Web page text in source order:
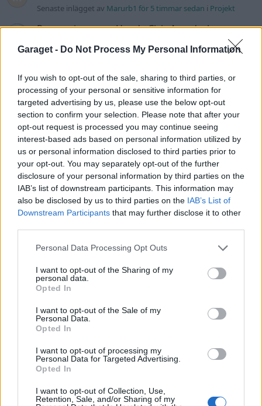
Garaget - Do Not Process My Personal Information
If you wish to opt-out of the sale, sharing to third parties, or
processing of your personal or sensitive information for
targeted advertising by us, please use the below opt-out
section to confirm your selection. Please note that after your
opt-out request is processed you may continue seeing
interest-based ads based on personal information utilized by
us or personal information disclosed to third parties prior to
your opt-out. You may separately opt-out of the further
disclosure of your personal information by third parties on the
IAB’s list of downstream participants. This information may
also be disclosed by us to third parties on the IAB’s List of
Downstream Participants that may further disclose it to other
Personal Data Processing Opt Outs
I want to opt-out of the Sharing of my
personal data.
Opted In
I want to opt-out of the Sale of my
Personal Data.
Opted In
I want to opt-out of processing my
Personal Data for Targeted Advertising.
Opted In
I want to opt-out of Collection, Use,
Retention, Sale, and/or Sharing of my
Senaste inlägget av Marurb1 för 5 timmar sedan i Projekt
Renovering av en Honda Civic Aerodeck
Senaste inlägget avXebers76 för 8 timmar sedaniProjekt
Antikrundan på 4 hjul! Ford Model T 1923 68 svar
Senaste inlägget avXebers76 för 8 timmar sedaniProjekt
Manta b som ska räddas (kaross eller
delar sökes)
120 svar
Senaste inlägget avTyfors för 11 timmar sedaniProjekt
Camaro som bruksbil?! 56 svar
Senaste inlägget avEv_volvo142 för 20 timmar sedaniProjekt
Volvo 740 GLT Långtids Projekt 46 svar
Senaste inlägget avRubenRutegard tisdag 19:47 i Projekt
Volkswagen Golf MK4 v6 4motion OEM++
med JDM inspiration.
Volvo 142 Elkonvertering Elbil
Senaste inlägget av
Volkswagen split bus t1 1962
Senaste inlägget av
GT86 Luftbygge med mera
Senaste inlägget av
Nyaste forumtrådarna